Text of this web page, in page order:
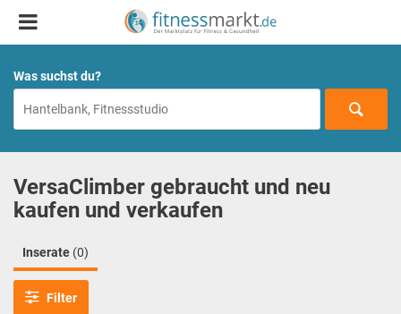
Was suchst du?
VersaClimber gebraucht und neu
kaufen und verkaufen
Inserate (0)
Filter